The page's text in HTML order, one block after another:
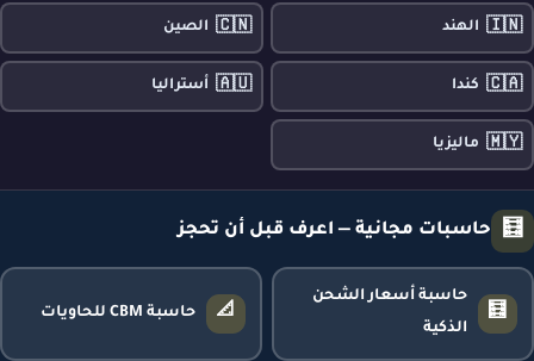
🇮🇳 الهند 🇨🇳 الصين
🇨🇦 كندا 🇦🇺 أستراليا
🇲🇾 ماليزيا
🧮 حاسبات مجانية — اعرف قبل أن تحجز
🧮
حاسبة أسعار الشحن
الذكية
📐 حاسبة CBM للحاويات